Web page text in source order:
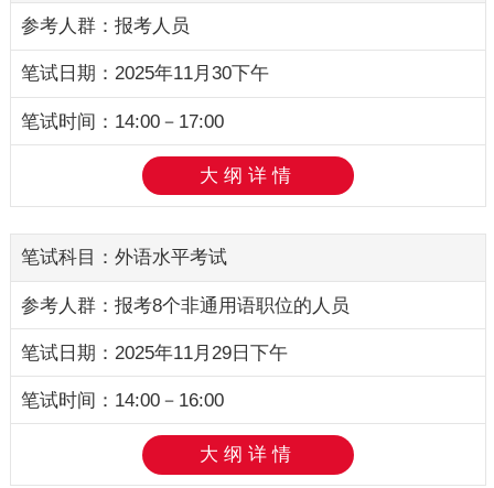
报考人员
2025年11月30下午
14:00－17:00
大纲详情
外语水平考试
报考8个非通用语职位的人员
2025年11月29日下午
14:00－16:00
大纲详情